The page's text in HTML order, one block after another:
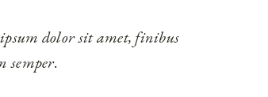
dolor sit amet, finibus
semper.